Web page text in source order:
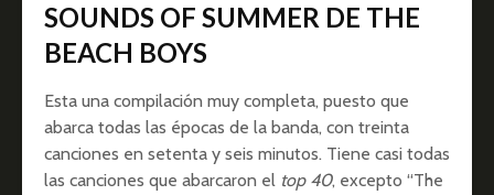
SOUNDS OF SUMMER DE THE
BEACH BOYS
Esta una compilación muy completa, puesto que
abarca todas las épocas de la banda, con treinta
canciones en setenta y seis minutos. Tiene casi todas
las canciones que abarcaron el top 40, excepto “The